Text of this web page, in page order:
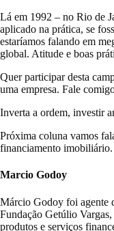
Lá em 1992 – no Rio de
aplicado na prática, se
estaríamos falando em
global. Atitude e boas
Quer participar desta
uma empresa. Fale
Inverta a ordem, investir
Próxima coluna vamos
financiamento imobiliário.
Marcio Godoy
Márcio Godoy foi agente
Fundação Getúlio
produtos e serviços